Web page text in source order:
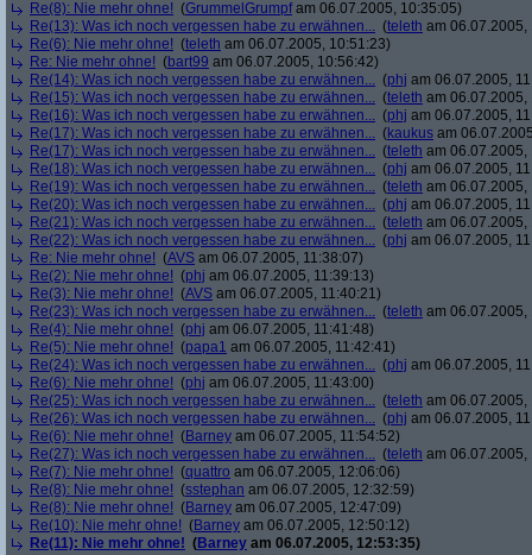
Re(8): Nie mehr ohne! (GrummelGrumpfam 06.07.2005, 10:35:05)
Re(13): Was ich noch vergessen habe zu erwähnen... (teleth am 06.07.2005,
Re(6): Nie mehr ohne! (teleth am 06.07.2005, 10:51:23)
Re: Nie mehr ohne! (bart99 am 06.07.2005, 10:56:42)
Re(14): Was ich noch vergessen habe zu erwähnen... (phj am 06.07.2005,
Re(15): Was ich noch vergessen habe zu erwähnen... (teleth am 06.07.2005,
Re(16): Was ich noch vergessen habe zu erwähnen... (phj am 06.07.2005,
Re(17): Was ich noch vergessen habe zu erwähnen... (kaukus am
Re(17): Was ich noch vergessen habe zu erwähnen... (teleth am 06.07.2005,
Re(18): Was ich noch vergessen habe zu erwähnen... (phj am 06.07.2005,
Re(19): Was ich noch vergessen habe zu erwähnen... (teleth am 06.07.2005,
Re(20): Was ich noch vergessen habe zu erwähnen... (phj am 06.07.2005,
Re(21): Was ich noch vergessen habe zu erwähnen... (teleth am 06.07.2005,
Re(22): Was ich noch vergessen habe zu erwähnen... (phj am 06.07.2005,
Re: Nie mehr ohne! (AVS am 06.07.2005, 11:38:07)
Re(2): Nie mehr ohne! (phj am 06.07.2005, 11:39:13)
Re(3): Nie mehr ohne! (AVS am 06.07.2005, 11:40:21)
Re(23): Was ich noch vergessen habe zu erwähnen... (teleth am 06.07.2005,
Re(4): Nie mehr ohne! (phj am 06.07.2005, 11:41:48)
Re(5): Nie mehr ohne! (papa1 am 06.07.2005, 11:42:41)
Re(24): Was ich noch vergessen habe zu erwähnen... (phj am 06.07.2005,
Re(6): Nie mehr ohne! (phj am 06.07.2005, 11:43:00)
Re(25): Was ich noch vergessen habe zu erwähnen... (teleth am 06.07.2005,
Re(26): Was ich noch vergessen habe zu erwähnen... (phj am 06.07.2005,
Re(6): Nie mehr ohne! (Barney am 06.07.2005, 11:54:52)
Re(27): Was ich noch vergessen habe zu erwähnen... (teleth am 06.07.2005,
Re(7): Nie mehr ohne! (quattro am 06.07.2005, 12:06:06)
Re(8): Nie mehr ohne! (sstephan am 06.07.2005, 12:32:59)
Re(8): Nie mehr ohne! (Barney am 06.07.2005, 12:47:09)
Re(10): Nie mehr ohne! (Barney am 06.07.2005, 12:50:12)
Re(11): Nie mehr ohne! (Barney am 06.07.2005, 12:53:35)